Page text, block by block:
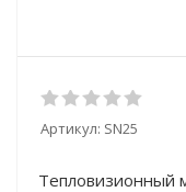
Артикул: SN25
Тепловизионный